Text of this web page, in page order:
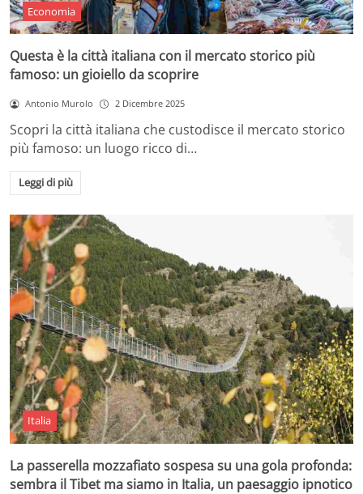
Economia
Questa è la città italiana con il mercato storico più
famoso: un gioiello da scoprire
Antonio Murolo 2 Dicembre 2025
Scopri la città italiana che custodisce il mercato storico
più famoso: un luogo ricco di…
Leggi di più
Italia
La passerella mozzafiato sospesa su una gola profonda:
sembra il Tibet ma siamo in Italia, un paesaggio ipnotico